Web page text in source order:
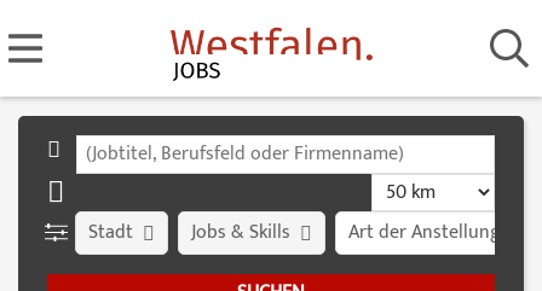
Stadt Art der Anstellung
Jobs & Skills